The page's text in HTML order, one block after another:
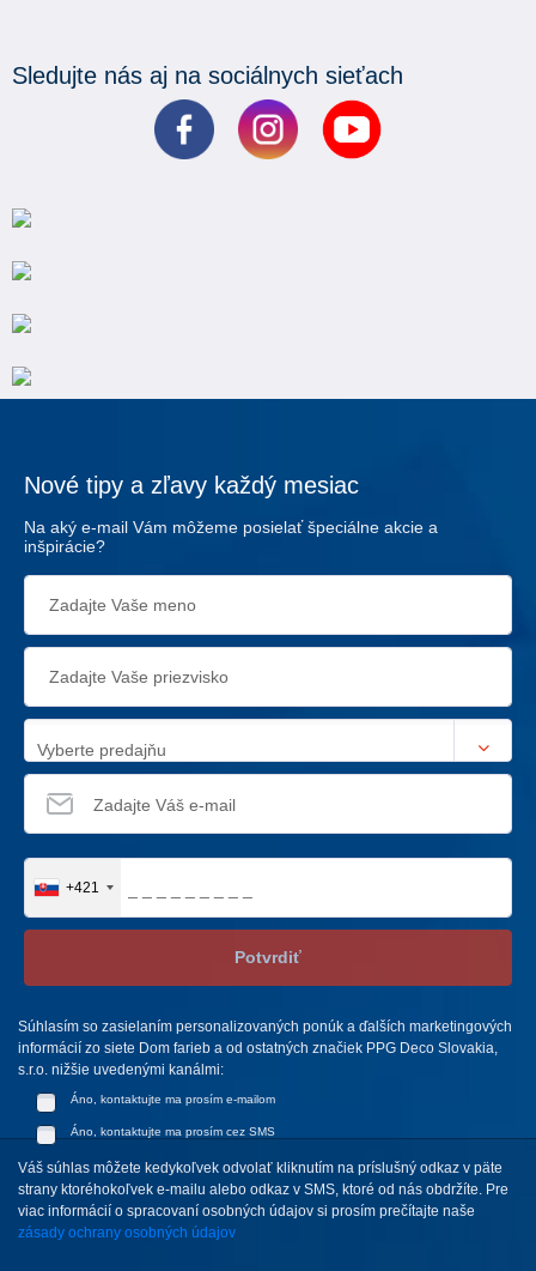
Sledujte nás aj na sociálnych sieťach
Nové tipy a zľavy každý mesiac
Na aký e-mail Vám môžeme posielať špeciálne akcie a
inšpirácie?
Vyberte predajňu
+421
Potvrdiť
Súhlasím so zasielaním personalizovaných ponúk a ďalších marketingových
informácií zo siete Dom farieb a od ostatných značiek PPG Deco Slovakia,
s.r.o. nižšie uvedenými kanálmi:
Áno, kontaktujte ma prosím e-mailom
Áno, kontaktujte ma prosím cez SMS
Váš súhlas môžete kedykoľvek odvolať kliknutím na príslušný odkaz v päte
strany ktoréhokoľvek e-mailu alebo odkaz v SMS, ktoré od nás obdržíte. Pre
viac informácií o spracovaní osobných údajov si prosím prečítajte naše
zásady ochrany osobných údajov